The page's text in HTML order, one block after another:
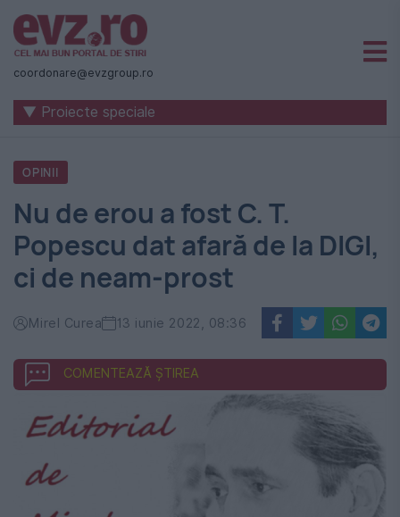
Știri
naționale
internaționale
România
-
Evenimentul
Zilei
coordonare@evzgroup.ro
▼ Proiecte speciale
OPINII
Nu de erou a fost C. T.
Popescu dat afară de la DIGI,
ci de neam-prost
Mirel Curea 13 iunie 2022, 08:36
COMENTEAZĂ ȘTIREA